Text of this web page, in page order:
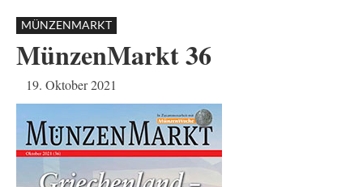
MÜNZENMARKT
MünzenMarkt 36
19. Oktober 2021